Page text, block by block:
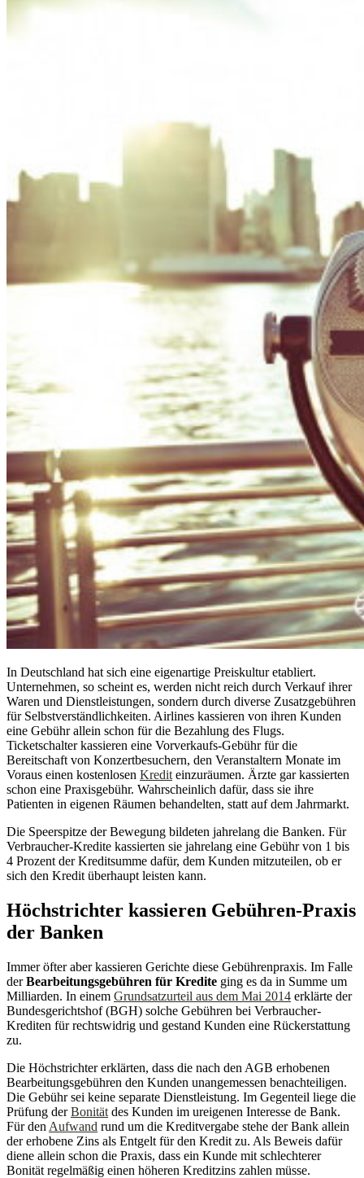
In Deutschland hat sich eine eigenartige Preiskultur etabliert.
Unternehmen, so scheint es, werden nicht reich durch Verkauf ihrer
Waren und Dienstleistungen, sondern durch diverse Zusatzgebühren
für Selbstverständlichkeiten. Airlines kassieren von ihren Kunden
eine Gebühr allein schon für die Bezahlung des Flugs.
Ticketschalter kassieren eine Vorverkaufs-Gebühr für die
Bereitschaft von Konzertbesuchern, den Veranstaltern Monate im
Voraus einen kostenlosen Kredit einzuräumen. Ärzte gar kassierten
schon eine Praxisgebühr. Wahrscheinlich dafür, dass sie ihre
Patienten in eigenen Räumen behandelten, statt auf dem Jahrmarkt.
Die Speerspitze der Bewegung bildeten jahrelang die Banken. Für
Verbraucher-Kredite kassierten sie jahrelang eine Gebühr von 1 bis
4 Prozent der Kreditsumme dafür, dem Kunden mitzuteilen, ob er
sich den Kredit überhaupt leisten kann.
Höchstrichter kassieren Gebühren-Praxis
der Banken
Immer öfter aber kassieren Gerichte diese Gebührenpraxis. Im Falle
derBearbeitungsgebühren für Kredite ging es da in Summe um
Milliarden. In einem Grundsatzurteil aus dem Mai 2014 erklärte der
Bundesgerichtshof (BGH) solche Gebühren bei Verbraucher-
Krediten für rechtswidrig und gestand Kunden eine Rückerstattung
zu.
Die Höchstrichter erklärten, dass die nach den AGB erhobenen
Bearbeitungsgebühren den Kunden unangemessen benachteiligen.
Die Gebühr sei keine separate Dienstleistung. Im Gegenteil liege die
Prüfung derBonität des Kunden im ureigenen Interesse de Bank.
Für den Aufwand rund um die Kreditvergabe stehe der Bank allein
der erhobene Zins als Entgelt für den Kredit zu. Als Beweis dafür
diene allein schon die Praxis, dass ein Kunde mit schlechterer
Bonität regelmäßig einen höheren Kreditzins zahlen müsse.